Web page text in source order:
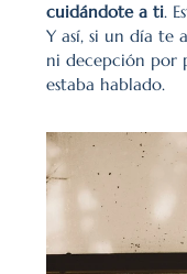
cuidándote a ti.
Y así, si un día te
ni decepción por
estaba hablado.